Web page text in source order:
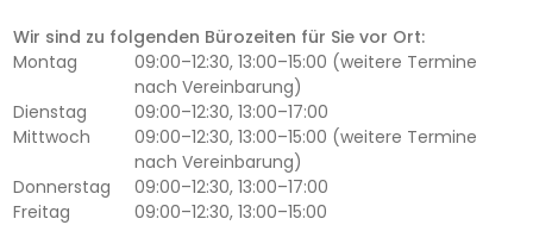
Wir sind zu folgenden Bürozeiten für Sie vor Ort:
Montag
09:00–12:30, 13:00–15:00 (weitere Termine
nach Vereinbarung)
Dienstag
09:00–12:30, 13:00–17:00
Mittwoch
09:00–12:30, 13:00–15:00 (weitere Termine
nach Vereinbarung)
Donnerstag
09:00–12:30, 13:00–17:00
Freitag
09:00–12:30, 13:00–15:00